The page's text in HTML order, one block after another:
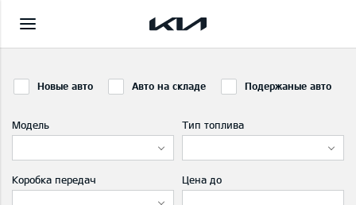
Новые авто Авто на складе Подержаные авто
Модель Тип топлива
Коробка передач Цена до